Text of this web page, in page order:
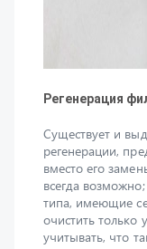
Существует и
регенерации,
вместо его
всегда
типа, имеющие
очистить только
учитывать, что
стопроцентного
металл фильтра